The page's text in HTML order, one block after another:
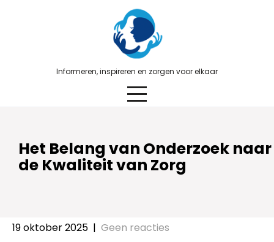
Informeren, inspireren en zorgen voor elkaar
Het Belang van Onderzoek naar
de Kwaliteit van Zorg
19 oktober 2025 | Geen reacties